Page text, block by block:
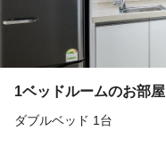
1ベッドルームのお部屋
ダブルベッド 1台